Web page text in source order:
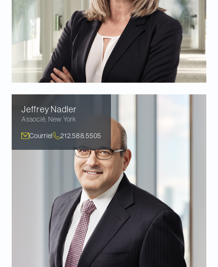
Jeffrey Nadler
Associé New York
Courriel 212.588.5505